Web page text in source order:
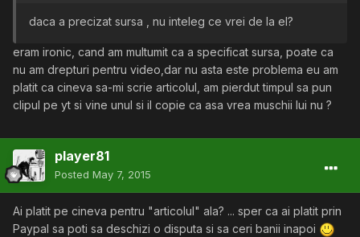
daca a precizat sursa , nu inteleg ce vrei de la el?
eram ironic, cand am multumit ca a specificat sursa, poate ca
nu am drepturi pentru video,dar nu asta este problema eu am
platit ca cineva sa-mi scrie articolul, am pierdut timpul sa pun
clipul pe yt si vine unul si il copie ca asa vrea muschii lui nu ?
player81
Posted May 7, 2015
Ai platit pe cineva pentru "articolul" ala? ... sper ca ai platit prin
Paypal sa poti sa deschizi o disputa si sa ceri banii inapoi